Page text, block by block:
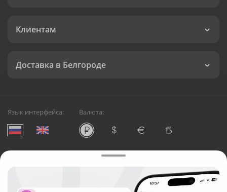
Клиентам
Доставка в Белгороде
Язык интерфейса: Валюта:
Служба круглосуточной доставки цветов в Белгороде
Русский Букет, 2026
Общество с ограниченной ответственностью «Технология»